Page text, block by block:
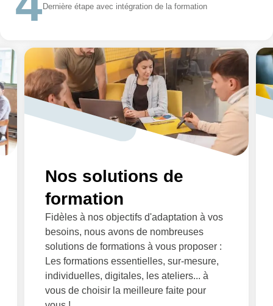
Dernière étape avec intégration de la formation
Nos solutions de
formation
Fidèles à nos objectifs d'adaptation à vos
besoins, nous avons de nombreuses
solutions de formations à vous proposer :
Les formations essentielles, sur-mesure,
individuelles, digitales, les ateliers... à
vous de choisir la meilleure faite pour